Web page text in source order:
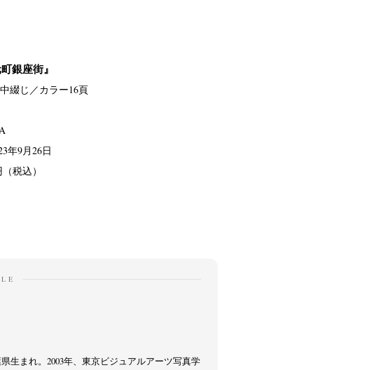
銀座街』
綴じ／カラー16頁
年9月26日
税込）
県生まれ。2003年、東京ビジュアルアーツ写真学